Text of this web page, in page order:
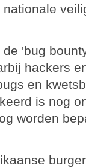
'bug
hackers
en
is nog
worden